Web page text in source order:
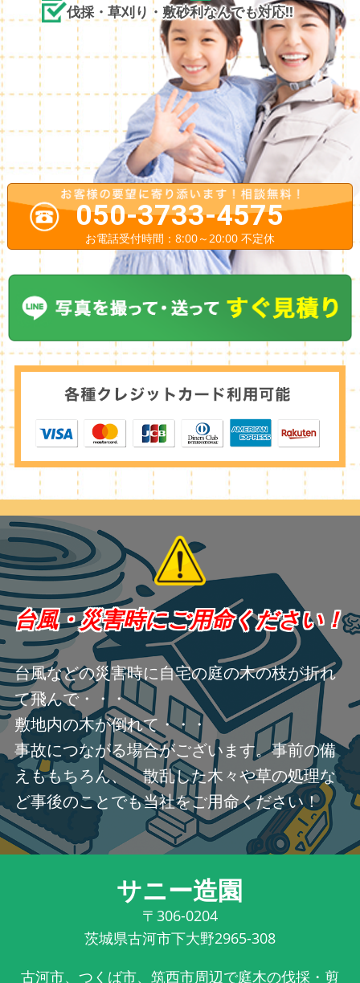
伐採・草刈り・敷砂利なんでも対応!!
050-3733-4575
お電話受付時間：8:00～20:00 不定休
台風・災害時にご用命ください！
台風などの災害時に自宅の庭の木の枝が折れ
て飛んで・・・
敷地内の木が倒れて・・・
事故につながる場合がございます。事前の備
えももちろん、 散乱した木々や草の処理な
ど事後のことでも当社をご用命ください！
サニー造園
〒306-0204
茨城県古河市下大野2965-308
古河市、つくば市、筑西市周辺で庭木の伐採・剪